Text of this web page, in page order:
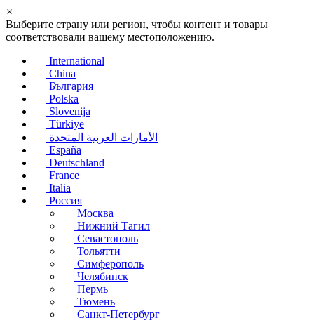
×
Выберите страну или регион, чтобы контент и товары
соответствовали вашему местоположению.
International
China
България
Polska
Slovenija
Türkiye
الأمارات العربية المتحدة
España
Deutschland
France
Italia
Россия
Москва
Нижний Тагил
Севастополь
Тольятти
Симферополь
Челябинск
Пермь
Тюмень
Санкт-Петербург